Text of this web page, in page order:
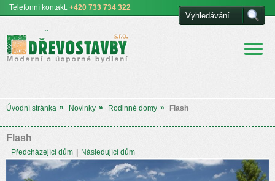
Euro DŘEVOSTAVBY
s.r.o. úsporné a moderní
bydlení
Telefonní kontakt: +420 733 734 322
Úvodní stránka » Novinky » Rodinné domy » Flash
Flash
Předcházející dům | Následující dům